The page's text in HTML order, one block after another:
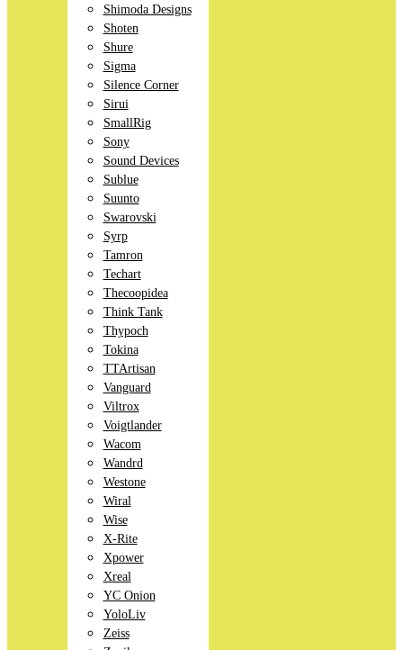
Shimoda Designs
Shoten
Shure
Sigma
Silence Corner
Sirui
SmallRig
Sony
Sound Devices
Sublue
Suunto
Swarovski
Syrp
Tamron
Techart
Thecoopidea
Think Tank
Thypoch
Tokina
TTArtisan
Vanguard
Viltrox
Voigtlander
Wacom
Wandrd
Westone
Wiral
Wise
X-Rite
Xpower
Xreal
YC Onion
YoloLiv
Zeiss